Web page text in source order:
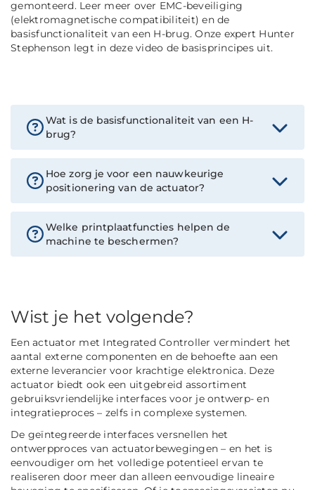
gemonteerd. Leer meer over EMC-beveiliging
(elektromagnetische compatibiliteit) en de
basisfunctionaliteit van een H-brug. Onze expert Hunter
Stephenson legt in deze video de basisprincipes uit.
Wat is de basisfunctionaliteit van een H-
brug?
Hoe zorg je voor een nauwkeurige
positionering van de actuator?
Welke printplaatfuncties helpen de
machine te beschermen?
Wist je het volgende?
Een actuator met Integrated Controller vermindert het
aantal externe componenten en de behoefte aan een
externe leverancier voor krachtige elektronica. Deze
actuator biedt ook een uitgebreid assortiment
gebruiksvriendelijke interfaces voor je ontwerp- en
integratieproces – zelfs in complexe systemen.
De geïntegreerde interfaces versnellen het
ontwerpproces van actuatorbewegingen – en het is
eenvoudiger om het volledige potentieel ervan te
realiseren door meer dan alleen eenvoudige lineaire